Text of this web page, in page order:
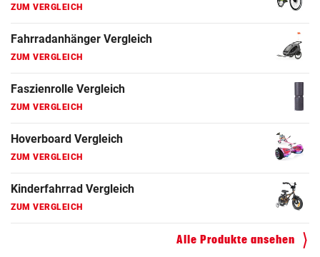
ZUM VERGLEICH
Fahrradanhänger Vergleich
ZUM VERGLEICH
Faszienrolle Vergleich
ZUM VERGLEICH
Hoverboard Vergleich
ZUM VERGLEICH
Kinderfahrrad Vergleich
ZUM VERGLEICH
Alle Produkte ansehen